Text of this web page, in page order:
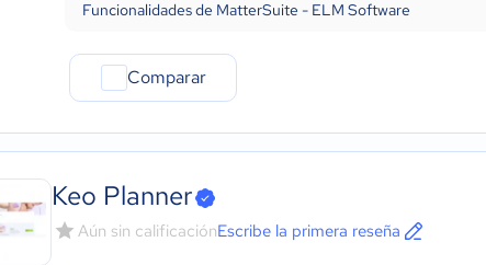
Funcionalidades de MatterSuite - ELM Software
Comparar
Keo Planner
Aún sin calificaciónEscribe la primera reseña